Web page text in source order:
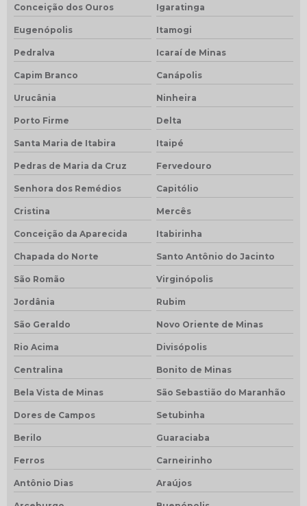
Conceição dos Ouros Igaratinga
Eugenópolis Itamogi
Pedralva Icaraí de Minas
Capim Branco Canápolis
Urucânia Ninheira
Porto Firme Delta
Santa Maria de Itabira Itaipé
Pedras de Maria da Cruz Fervedouro
Senhora dos Remédios Capitólio
Cristina Mercês
Conceição da Aparecida Itabirinha
Chapada do Norte Santo Antônio do Jacinto
São Romão Virginópolis
Jordânia Rubim
São Geraldo Novo Oriente de Minas
Rio Acima Divisópolis
Centralina Bonito de Minas
Bela Vista de Minas São Sebastião do Maranhão
Dores de Campos Setubinha
Berilo Guaraciaba
Ferros Carneirinho
Antônio Dias Araújos